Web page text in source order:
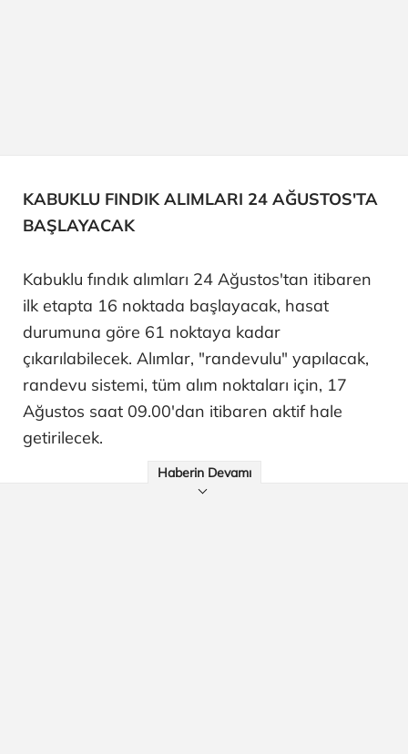
KABUKLU FINDIK ALIMLARI 24 AĞUSTOS'TA
BAŞLAYACAK
Kabuklu fındık alımları 24 Ağustos'tan itibaren
ilk etapta 16 noktada başlayacak, hasat
durumuna göre 61 noktaya kadar
çıkarılabilecek. Alımlar, "randevulu" yapılacak,
randevu sistemi, tüm alım noktaları için, 17
Ağustos saat 09.00'dan itibaren aktif hale
getirilecek.
Haberin Devamı